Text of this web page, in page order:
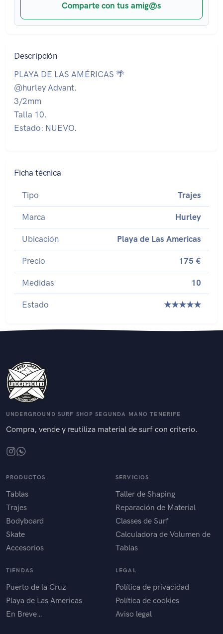
Comparte con tus amig@s
Descripción
PLAYA DE LAS AMÉRICAS 🌴
@hurley Advant.
3/2mm
Talla 10.
Estado: NUEVO.
Ficha técnica
Tipo Trajes
Marca Hurley
Ubicación Playa de Las Americas
Precio 175 €
Medidas 10
Estado ★★★★★
UNDERGROUND SURF SHOP SEGUNDA MANO TENERIFE
Compra, vende y reutiliza material de surf con criterio.
PRODUCTOS
Tablas
Trajes
Bodyboard
Skate
Accesorios
SERVICIOS
Taller de Shaping
Reparación de Material
Classes de Surf
Calculadora de Volumen de
Tablas
TIENDAS
Puerto de la Cruz
Playa de Las Americas
En Breve…
LEGAL
Política de privacidad
Política de cookies
Aviso legal